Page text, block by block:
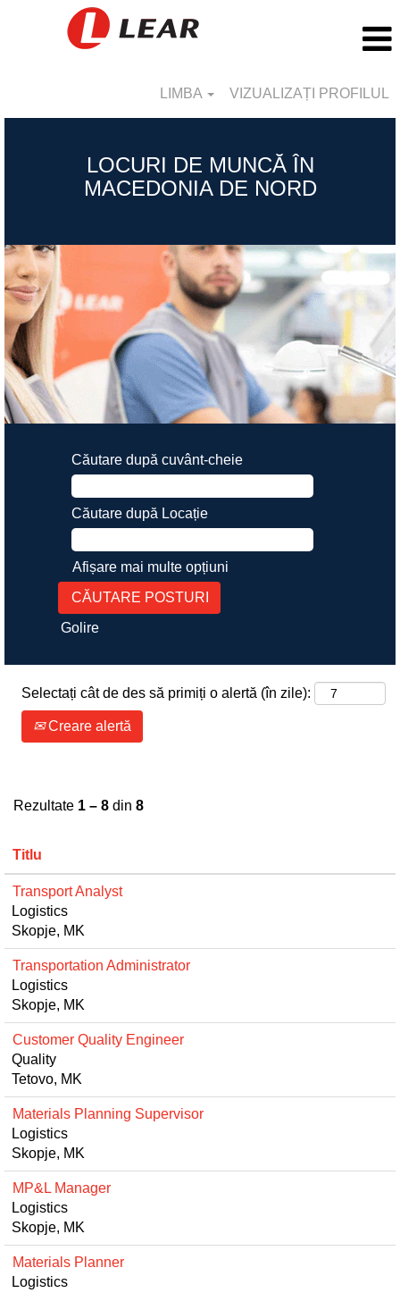
LIMBA VIZUALIZAȚI PROFILUL
Macedonia_RO
LOCURI DE MUNCĂ ÎN
MACEDONIA DE NORD
Căutare după cuvânt-cheie
Căutare după Locație
Afișare mai multe opțiuni
Golire
Selectați cât de des să primiți o alertă (în zile):
Creare alertă
Rezultate 1 – 8 din 8
Titlu
Transport Analyst
Logistics
Skopje, MK
Transportation Administrator
Logistics
Skopje, MK
Customer Quality Engineer
Quality
Tetovo, MK
Materials Planning Supervisor
Logistics
Skopje, MK
MP&L Manager
Logistics
Skopje, MK
Materials Planner
Logistics